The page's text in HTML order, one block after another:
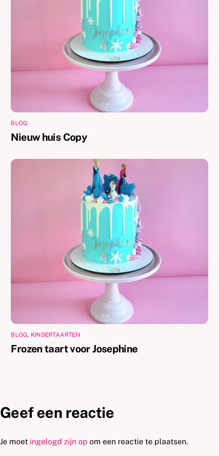
BLOG
Nieuw huis Copy
BLOG, KINDERTAARTEN
Frozen taart voor Josephine
Geef een reactie
Je moet ingelogd zijn op om een reactie te plaatsen.